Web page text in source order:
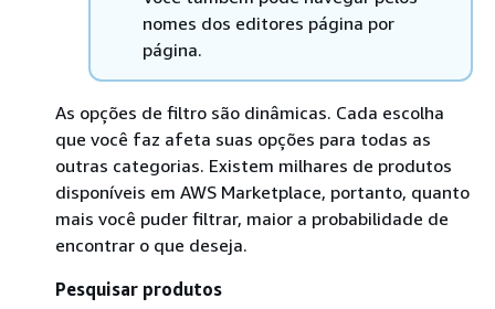
nomes dos editores página por
página.
As opções de filtro são dinâmicas. Cada escolha
que você faz afeta suas opções para todas as
outras categorias. Existem milhares de produtos
disponíveis em AWS Marketplace, portanto, quanto
mais você puder filtrar, maior a probabilidade de
encontrar o que deseja.
Pesquisar produtos